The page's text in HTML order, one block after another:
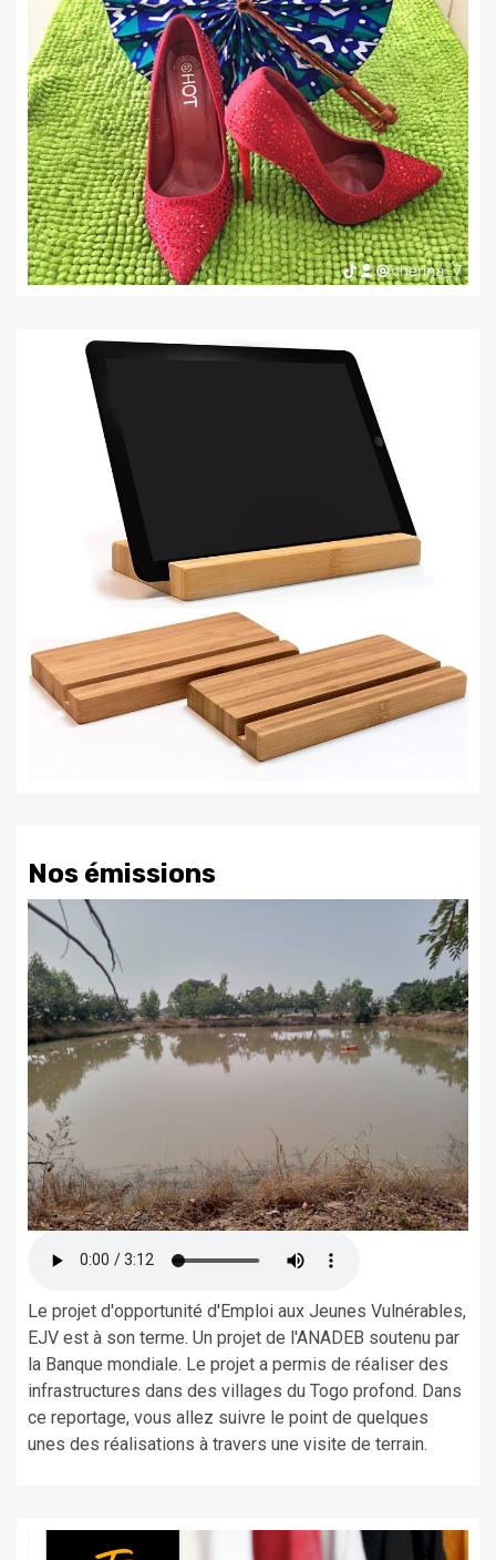
Nos émissions
Le projet d'opportunité d'Emploi aux Jeunes Vulnérables,
EJV est à son terme. Un projet de l'ANADEB soutenu par
la Banque mondiale. Le projet a permis de réaliser des
infrastructures dans des villages du Togo profond. Dans
ce reportage, vous allez suivre le point de quelques
unes des réalisations à travers une visite de terrain.